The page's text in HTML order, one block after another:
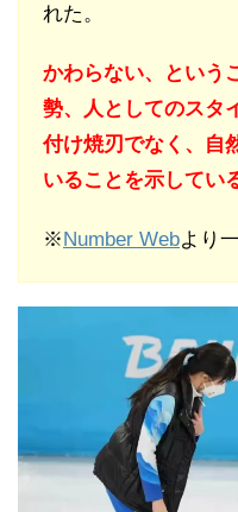
れた。
かわらない、という
勢、人としてのスタ
付け焼刃でなく、自
いることを示してい
※Number Webより